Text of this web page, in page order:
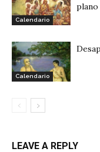
Calendario
Calendario
LEAVE A REPLY